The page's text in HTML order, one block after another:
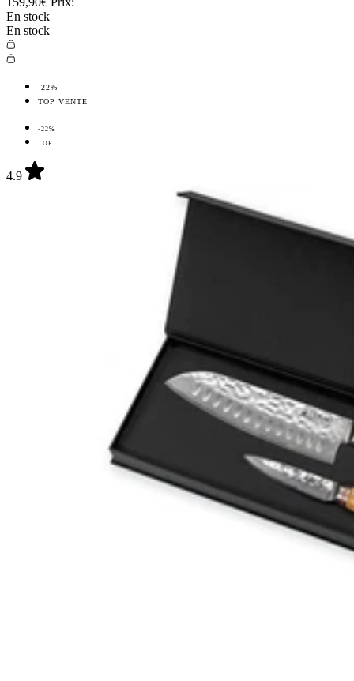
En stock
En stock
-22%
TOP VENTE
-22%
TOP
4.9